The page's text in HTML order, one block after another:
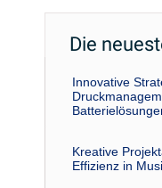
Die
Innovative
Kreative
Effizienz in